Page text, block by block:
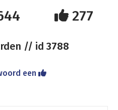
277
// id 3788
een